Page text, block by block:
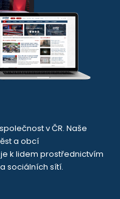
v ČR. Naše
a obcí
k lidem prostřednictvím
sociálních sítí.